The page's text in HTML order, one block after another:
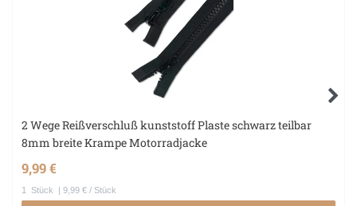
2 Wege Reißverschluß kunststoff Plaste schwarz teilbar
8mm breite Krampe Motorradjacke
9,99 €
1 Stück | 9,99 € / Stück